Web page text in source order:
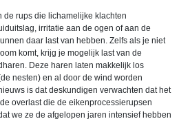
de rups die lichamelijke klachten
irritatie aan de ogen of aan de
daar last van hebben. Zelfs als je niet
komt, krijg je mogelijk last van de
Deze haren laten makkelijk los
nesten) en al door de wind worden
is dat deskundigen verwachten dat het
overlast die de eikenprocessierupsen
we ze de afgelopen jaren intensief hebben